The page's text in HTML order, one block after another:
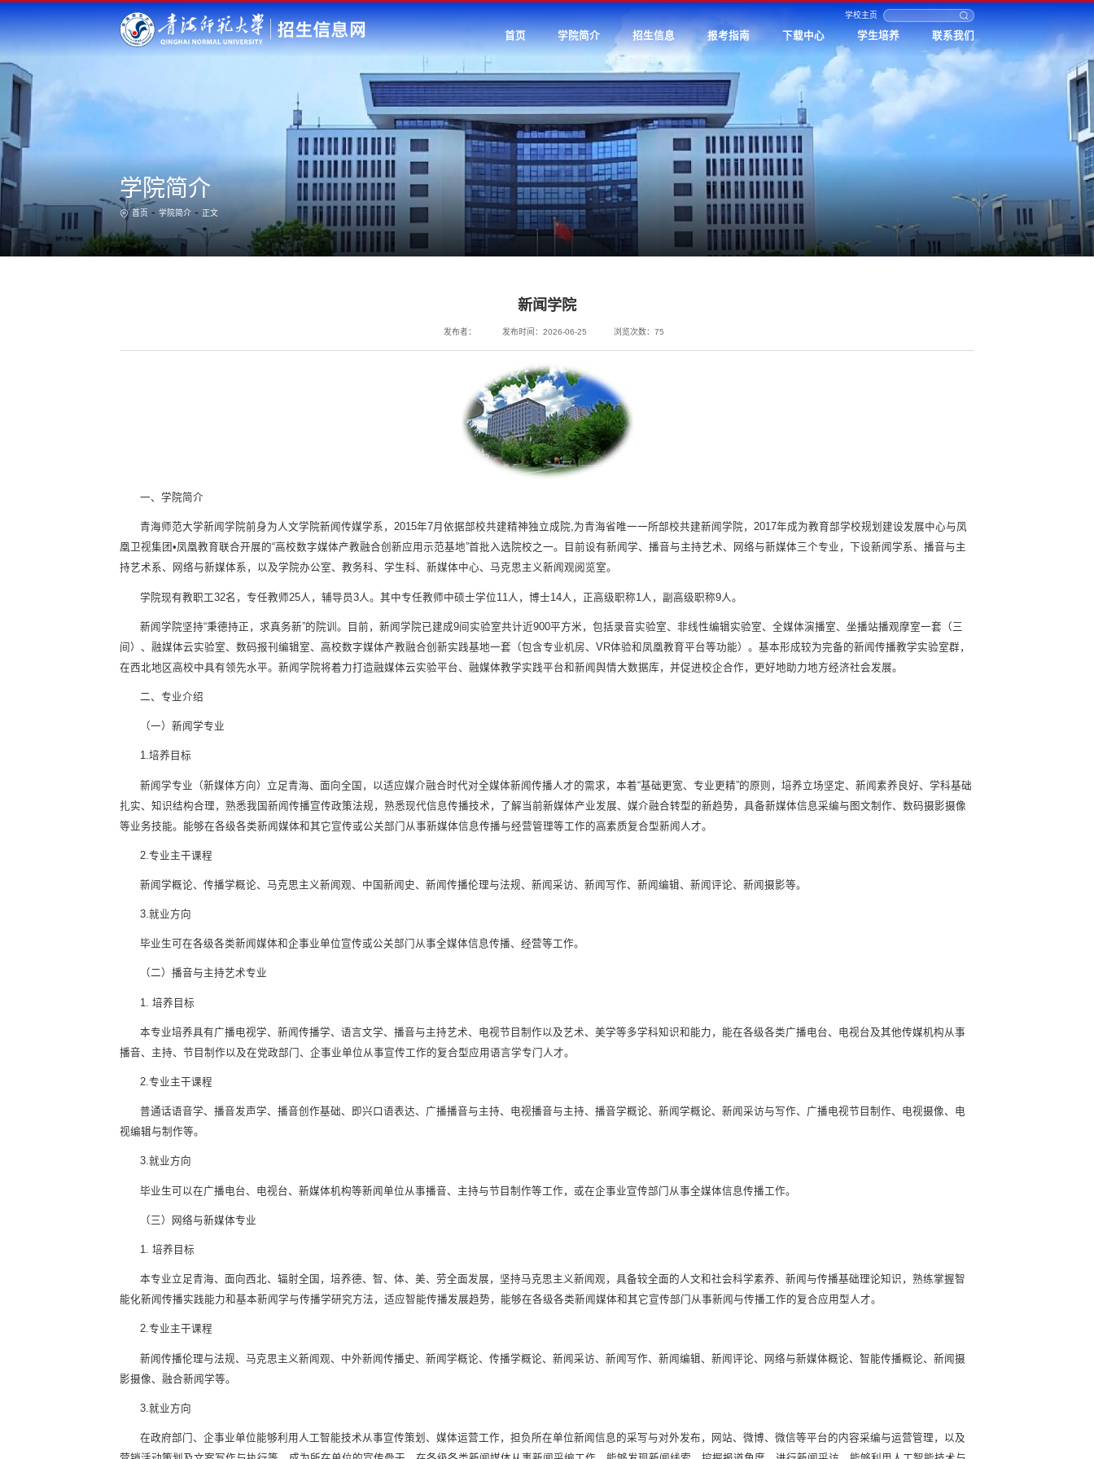
学校主页
首页 学院简介 招生信息 报考指南 下载中心 学生培养 联系我们
学院简介
首页 - 学院简介 - 正文
新闻学院
发布者： 发布时间：2026-06-25 浏览次数：75
一、学院简介
青海师范大学新闻学院前身为人文学院新闻传媒学系，2015年7月依据部校共建精神独立成院,为青海省唯一一所部校共建新闻学院，2017年成为教育部学校规划建设发展中心与凤
凰卫视集团•凤凰教育联合开展的“高校数字媒体产教融合创新应用示范基地”首批入选院校之一。目前设有新闻学、播音与主持艺术、网络与新媒体三个专业，下设新闻学系、播音与主
持艺术系、网络与新媒体系，以及学院办公室、教务科、学生科、新媒体中心、马克思主义新闻观阅览室。
学院现有教职工32名，专任教师25人，辅导员3人。其中专任教师中硕士学位11人，博士14人，正高级职称1人，副高级职称9人。
新闻学院坚持“秉德持正，求真务新”的院训。目前，新闻学院已建成9间实验室共计近900平方米，包括录音实验室、非线性编辑实验室、全媒体演播室、坐播站播观摩室一套（三
间）、融媒体云实验室、数码报刊编辑室、高校数字媒体产教融合创新实践基地一套（包含专业机房、VR体验和凤凰教育平台等功能）。基本形成较为完备的新闻传播教学实验室群，
在西北地区高校中具有领先水平。新闻学院将着力打造融媒体云实验平台、融媒体教学实践平台和新闻舆情大数据库，并促进校企合作，更好地助力地方经济社会发展。
二、专业介绍
（一）新闻学专业
1.培养目标
新闻学专业（新媒体方向）立足青海、面向全国，以适应媒介融合时代对全媒体新闻传播人才的需求，本着“基础更宽、专业更精”的原则，培养立场坚定、新闻素养良好、学科基础
扎实、知识结构合理，熟悉我国新闻传播宣传政策法规，熟悉现代信息传播技术，了解当前新媒体产业发展、媒介融合转型的新趋势，具备新媒体信息采编与图文制作、数码摄影摄像
等业务技能。能够在各级各类新闻媒体和其它宣传或公关部门从事新媒体信息传播与经营管理等工作的高素质复合型新闻人才。
2.专业主干课程
新闻学概论、传播学概论、马克思主义新闻观、中国新闻史、新闻传播伦理与法规、新闻采访、新闻写作、新闻编辑、新闻评论、新闻摄影等。
3.就业方向
毕业生可在各级各类新闻媒体和企事业单位宣传或公关部门从事全媒体信息传播、经营等工作。
（二）播音与主持艺术专业
1. 培养目标
本专业培养具有广播电视学、新闻传播学、语言文学、播音与主持艺术、电视节目制作以及艺术、美学等多学科知识和能力，能在各级各类广播电台、电视台及其他传媒机构从事
播音、主持、节目制作以及在党政部门、企事业单位从事宣传工作的复合型应用语言学专门人才。
2.专业主干课程
普通话语音学、播音发声学、播音创作基础、即兴口语表达、广播播音与主持、电视播音与主持、播音学概论、新闻学概论、新闻采访与写作、广播电视节目制作、电视摄像、电
视编辑与制作等。
3.就业方向
毕业生可以在广播电台、电视台、新媒体机构等新闻单位从事播音、主持与节目制作等工作，或在企事业宣传部门从事全媒体信息传播工作。
（三）网络与新媒体专业
1. 培养目标
本专业立足青海、面向西北、辐射全国，培养德、智、体、美、劳全面发展，坚持马克思主义新闻观，具备较全面的人文和社会科学素养、新闻与传播基础理论知识，熟练掌握智
能化新闻传播实践能力和基本新闻学与传播学研究方法，适应智能传播发展趋势，能够在各级各类新闻媒体和其它宣传部门从事新闻与传播工作的复合应用型人才。
2.专业主干课程
新闻传播伦理与法规、马克思主义新闻观、中外新闻传播史、新闻学概论、传播学概论、新闻采访、新闻写作、新闻编辑、新闻评论、网络与新媒体概论、智能传播概论、新闻摄
影摄像、融合新闻学等。
3.就业方向
在政府部门、企事业单位能够利用人工智能技术从事宣传策划、媒体运营工作，担负所在单位新闻信息的采写与对外发布，网站、微博、微信等平台的内容采编与运营管理，以及